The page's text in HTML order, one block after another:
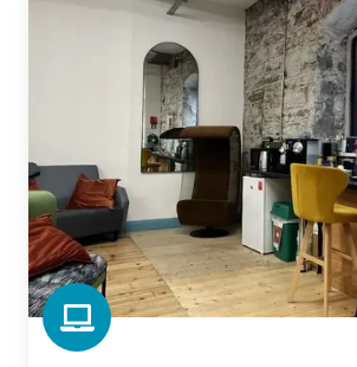
coworking
con
più
sedi
garantisce
la
stampa